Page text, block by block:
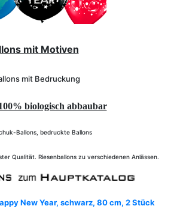
mit Motiven
mit Bedruckung
biologisch abbaubar
Ballons, bedruckte Ballons
Qualität. Riesenballons zu verschiedenen Anlässen.
New Year, schwarz, 80 cm, 2 Stück